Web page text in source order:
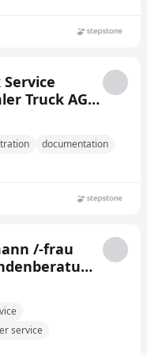
Truck AG,
Mercedes-
documentation
/-frau
service